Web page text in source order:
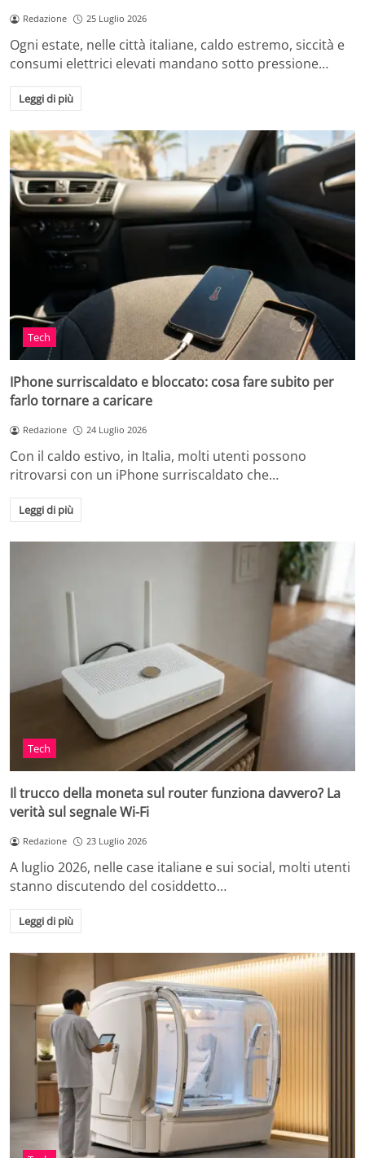
Redazione 25 Luglio 2026
Ogni estate, nelle città italiane, caldo estremo, siccità e
consumi elettrici elevati mandano sotto pressione…
Leggi di più
Tech
IPhone surriscaldato e bloccato: cosa fare subito per
farlo tornare a caricare
Redazione 24 Luglio 2026
Con il caldo estivo, in Italia, molti utenti possono
ritrovarsi con un iPhone surriscaldato che…
Leggi di più
Tech
Il trucco della moneta sul router funziona davvero? La
verità sul segnale Wi-Fi
Redazione 23 Luglio 2026
A luglio 2026, nelle case italiane e sui social, molti utenti
stanno discutendo del cosiddetto…
Leggi di più